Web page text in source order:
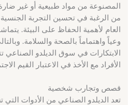
المصنوعة من مواد طبيعية أو غير
من الرغبة في تحسين التجربة
العام لأهمية الحفاظ على البيئة.
وعياً واهتماماً بالصحة والسلامة.
الابتكارات في سوق الديلدو الصناعي
الأفراد مع الأخذ في الاعتبار القيم
قصص وتجارب شخصية
تعد الديلدو الصناعي من الأدوات التي